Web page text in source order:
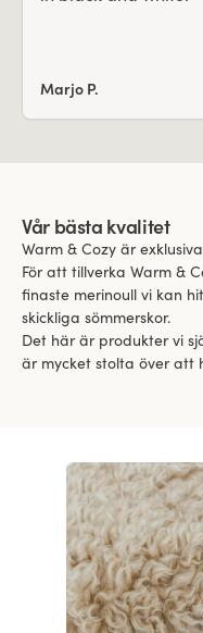
Marjo P.
Vår bästa kvalitet
Warm & Cozy är
För att tillverka Warm &
finaste merinoull vi kan
skickliga sömmerskor.
Det här är produkter vi
är mycket stolta över att